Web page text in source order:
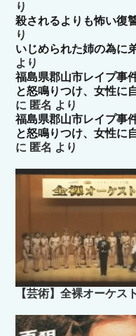
り
殺されるよりも怖い復
り
いじめられた姉の為に
より
福島県郡山市レイプ事
と怒鳴りつけ、女性に
に 匿名 より
福島県郡山市レイプ事
と怒鳴りつけ、女性に
に 匿名 より
【芸術】全裸オーケ